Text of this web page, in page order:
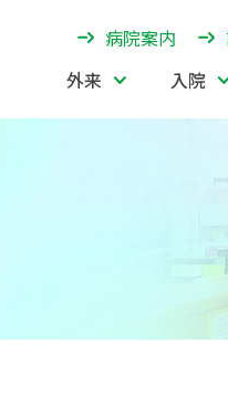
病院案内
外来
入院